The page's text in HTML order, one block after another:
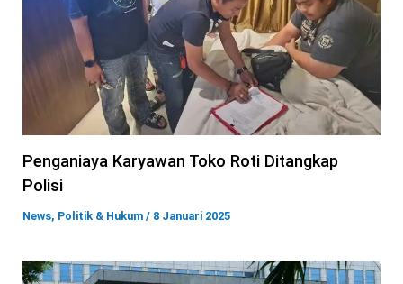
Penganiaya Karyawan Toko Roti Ditangkap
Polisi
News, Politik & Hukum / 8 Januari 2025